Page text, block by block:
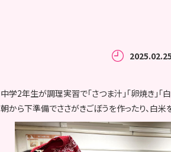
中学2年生が調理実習で「さつま汁」「卵焼き」「
朝から下準備でささがきごぼうを作ったり、白米